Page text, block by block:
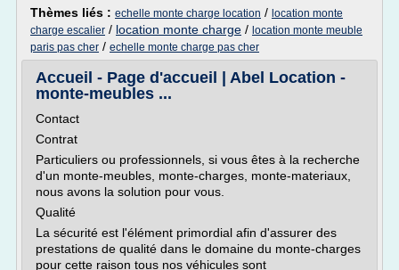
Thèmes liés : echelle monte charge location / location monte
charge escalier / location monte charge / location monte meuble
paris pas cher / echelle monte charge pas cher
Accueil - Page d'accueil | Abel Location -
monte-meubles ...
Contact
Contrat
Particuliers ou professionnels, si vous êtes à la recherche
d'un monte-meubles, monte-charges, monte-materiaux,
nous avons la solution pour vous.
Qualité
La sécurité est l'élément primordial afin d'assurer des
prestations de qualité dans le domaine du monte-charges
pour cette raison tous nos véhicules sont